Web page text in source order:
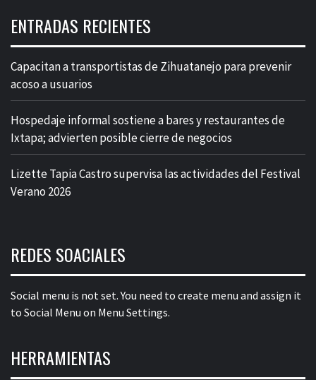
ENTRADAS RECIENTES
Capacitan a transportistas de Zihuatanejo para prevenir
acoso a usuarios
Hospedaje informal sostiene a bares y restaurantes de
Ixtapa; advierten posible cierre de negocios
Lizette Tapia Castro supervisa las actividades del Festival
Verano 2026
REDES SOACIALES
Social menu is not set. You need to create menu and assign it
to Social Menu on Menu Settings.
HERRAMIENTAS